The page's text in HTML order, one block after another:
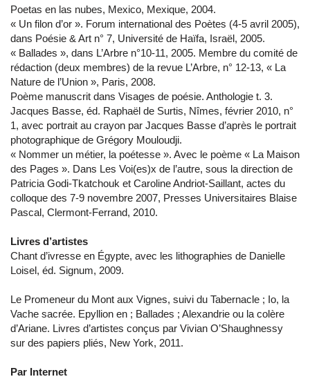
Poetas en las nubes, Mexico, Mexique, 2004.
« Un filon d’or ». Forum international des Poètes (4-5 avril 2005),
dans Poésie & Art n° 7, Université de Haïfa, Israël, 2005.
« Ballades », dans L’Arbre n°10-11, 2005. Membre du comité de
rédaction (deux membres) de la revue L’Arbre, n° 12-13, « La
Nature de l’Union », Paris, 2008.
Poème manuscrit dans Visages de poésie. Anthologie t. 3.
Jacques Basse, éd. Raphaël de Surtis, Nîmes, février 2010, n°
1, avec portrait au crayon par Jacques Basse d’après le portrait
photographique de Grégory Mouloudji.
« Nommer un métier, la poétesse ». Avec le poème « La Maison
des Pages ». Dans Les Voi(es)x de l’autre, sous la direction de
Patricia Godi-Tkatchouk et Caroline Andriot-Saillant, actes du
colloque des 7-9 novembre 2007, Presses Universitaires Blaise
Pascal, Clermont-Ferrand, 2010.
Livres d’artistes
Chant d’ivresse en Égypte, avec les lithographies de Danielle
Loisel, éd. Signum, 2009.
Le Promeneur du Mont aux Vignes, suivi du Tabernacle ; Io, la
Vache sacrée. Epyllion en ; Ballades ; Alexandrie ou la colère
d’Ariane. Livres d’artistes conçus par Vivian O’Shaughnessy
sur des papiers pliés, New York, 2011.
Par Internet